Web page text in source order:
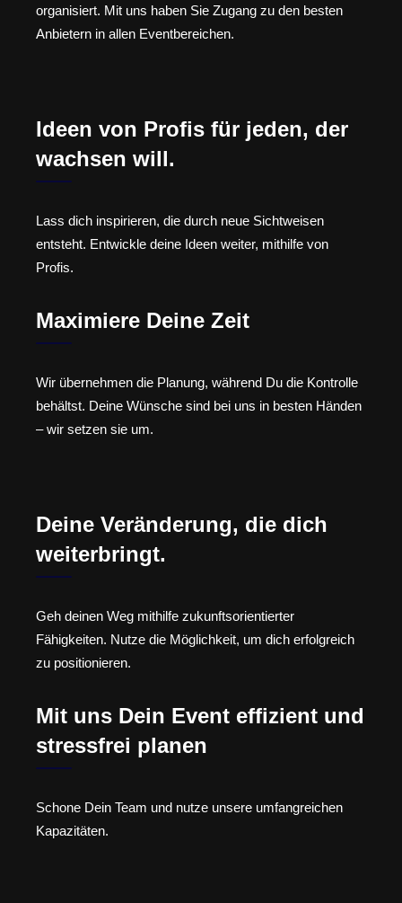
organisiert. Mit uns haben Sie Zugang zu den besten
Anbietern in allen Eventbereichen.
Ideen von Profis für jeden, der
wachsen will.
Lass dich inspirieren, die durch neue Sichtweisen
entsteht. Entwickle deine Ideen weiter, mithilfe von
Profis.
Maximiere Deine Zeit
Wir übernehmen die Planung, während Du die Kontrolle
behältst. Deine Wünsche sind bei uns in besten Händen
– wir setzen sie um.
Deine Veränderung, die dich
weiterbringt.
Geh deinen Weg mithilfe zukunftsorientierter
Fähigkeiten. Nutze die Möglichkeit, um dich erfolgreich
zu positionieren.
Mit uns Dein Event effizient und
stressfrei planen
Schone Dein Team und nutze unsere umfangreichen
Kapazitäten.